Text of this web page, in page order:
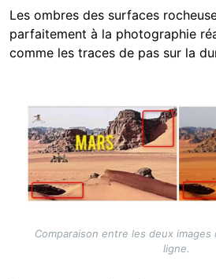
Les ombres des surfaces
parfaitement à la photographie
comme les traces de pas sur la
Image
Comparaison entre les deux
ligne.